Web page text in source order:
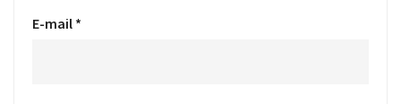
E-mail *